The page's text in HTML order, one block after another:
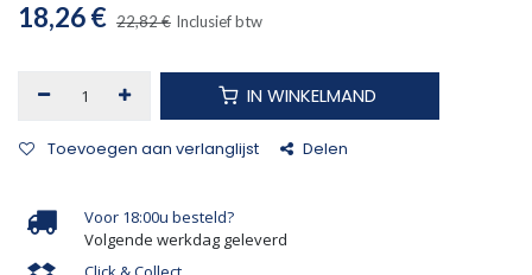
18,26€ 22,82€ Inclusief btw
IN WINKELMAND
Toevoegen aan verlanglijst Delen
Voor 18:00u besteld?
Volgende werkdag geleverd